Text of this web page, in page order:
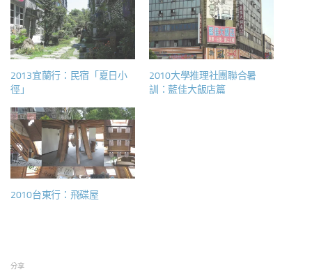
2013宜蘭行：民宿「夏日小
徑」
2010大學推理社團聯合暑
訓：藍佳大飯店篇
2010台東行：飛碟屋
分享